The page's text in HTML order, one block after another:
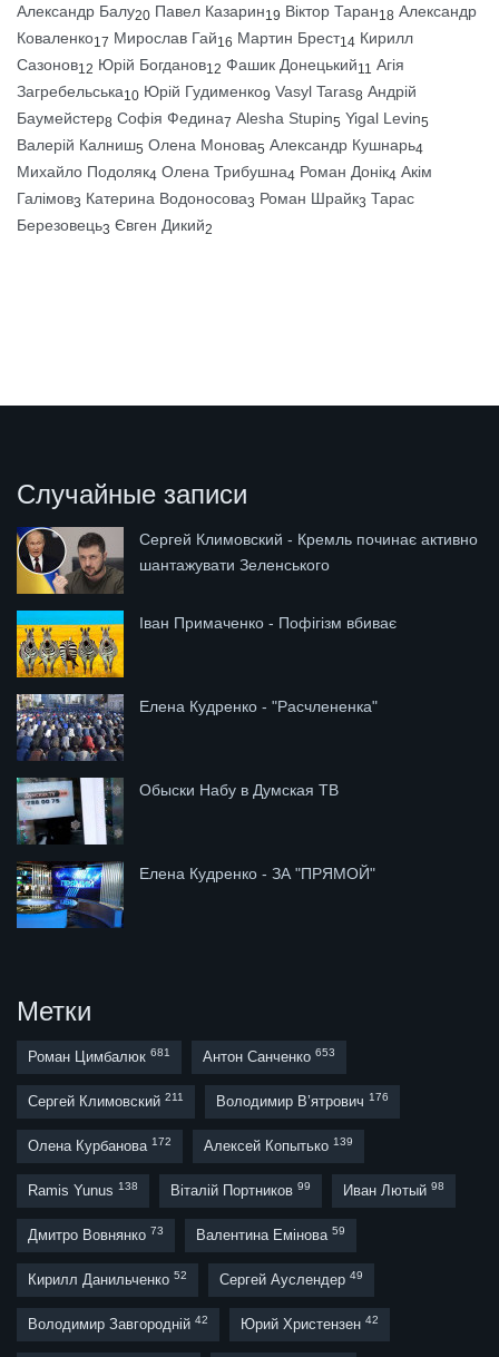
Александр Балу20 Павел Казарин19 Віктор Таран18 Александр
Коваленко17 Мирослав Гай16 Мартин Брест14 Кирилл
Сазонов12 Юрій Богданов12 Фашик Донецький11 Агія
Загребельська10 Юрій Гудименко9 Vasyl Taras8 Андрій
Баумейстер8 Софія Федина7 Alesha Stupin5 Yigal Levin5
Валерій Калниш5 Олена Монова5 Александр Кушнарь4
Михайло Подоляк4 Олена Трибушна4 Роман Донік4 Акім
Галімов3 Катерина Водоносова3 Роман Шрайк3 Тарас
Березовець3 Євген Дикий2
Случайные записи
Сергей Климовский - Кремль починає активно
шантажувати Зеленського
Іван Примаченко - Пофігізм вбиває
Елена Кудренко - "Расчлененка"
Обыски Набу в Думская ТВ
Елена Кудренко - ЗА "ПРЯМОЙ"
Метки
Роман Цимбалюк 681 Антон Санченко 653
Сергей Климовский 211 Володимир В’ятрович 176
Олена Курбанова 172 Алексей Копытько 139
Ramis Yunus 138 Віталій Портников 99 Иван Лютый 98
Дмитро Вовнянко 73 Валентина Емінова 59
Кирилл Данильченко 52 Сергей Ауслендер 49
Володимир Завгородній 42 Юрий Христензен 42